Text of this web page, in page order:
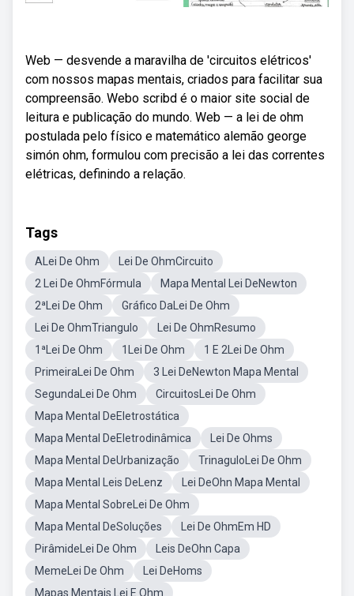
Web — desvende a maravilha de 'circuitos elétricos'
com nossos mapas mentais, criados para facilitar sua
compreensão. Webo scribd é o maior site social de
leitura e publicação do mundo. Web — a lei de ohm
postulada pelo físico e matemático alemão george
simón ohm, formulou com precisão a lei das correntes
elétricas, definindo a relação.
Tags
ALei De Ohm
Lei De OhmCircuito
2 Lei De OhmFórmula
Mapa Mental Lei DeNewton
2ªLei De Ohm
Gráfico DaLei De Ohm
Lei De OhmTriangulo
Lei De OhmResumo
1ªLei De Ohm
1Lei De Ohm
1 E 2Lei De Ohm
PrimeiraLei De Ohm
3 Lei DeNewton Mapa Mental
SegundaLei De Ohm
CircuitosLei De Ohm
Mapa Mental DeEletrostática
Mapa Mental DeEletrodinâmica
Lei De Ohms
Mapa Mental DeUrbanização
TrinaguloLei De Ohm
Mapa Mental Leis DeLenz
Lei DeOhn Mapa Mental
Mapa Mental SobreLei De Ohm
Mapa Mental DeSoluções
Lei De OhmEm HD
PirâmideLei De Ohm
Leis DeOhn Capa
MemeLei De Ohm
Lei DeHoms
Mapas Mentais Lei E Ohm